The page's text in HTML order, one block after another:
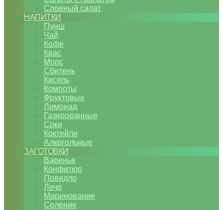
Слоеный салат
НАПИТКИ
Пунш
Чай
Кофе
Квас
Морс
Сбитень
Кисель
Компоты
Фруктовые
Лимонад
Газированные
Соки
Коктейли
Алкогольные
ЗАГОТОВКИ
Варенье
Конфитюр
Повидло
Лечо
Маринование
Соление